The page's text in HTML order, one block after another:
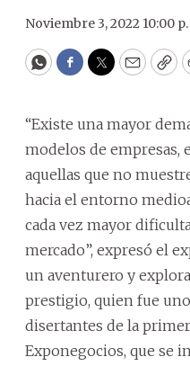
Noviembre 3, 2022 10:00
WhatsApp
Facebook
Twitter
Email
“Existe una mayor
modelos de empresas,
aquellas que no
hacia el entorno
cada vez mayor
mercado”, expresó el
un aventurero y
prestigio, quien fue
disertantes de la
Exponegocios, que se